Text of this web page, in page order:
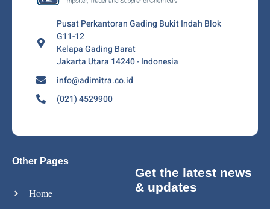
Pusat Perkantoran Gading Bukit Indah Blok
G11-12
Kelapa Gading Barat
Jakarta Utara 14240 - Indonesia
info@adimitra.co.id
(021) 4529900
Other Pages
Home
Get the latest news
& updates